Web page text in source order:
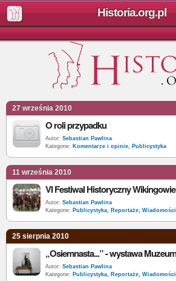
Historia.org.pl
27 września 2010
O roli przypadku
Autor: Sebastian Pawlina
Kategorie: Komentarze i opinie, Publicystyka
11 września 2010
Autor: Sebastian Pawlina
Kategorie: Publicystyka, Reportaże, Wiadomości
25 sierpnia 2010
Autor: Sebastian Pawlina
Kategorie: Publicystyka, Reportaże, Wiadomości